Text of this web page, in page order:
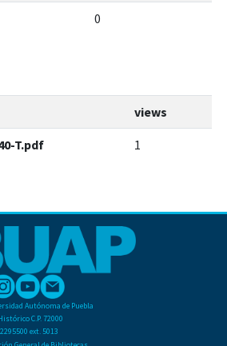
0
views
T.pdf 1
Autónoma de Puebla
C.P. 72000
ext. 5013